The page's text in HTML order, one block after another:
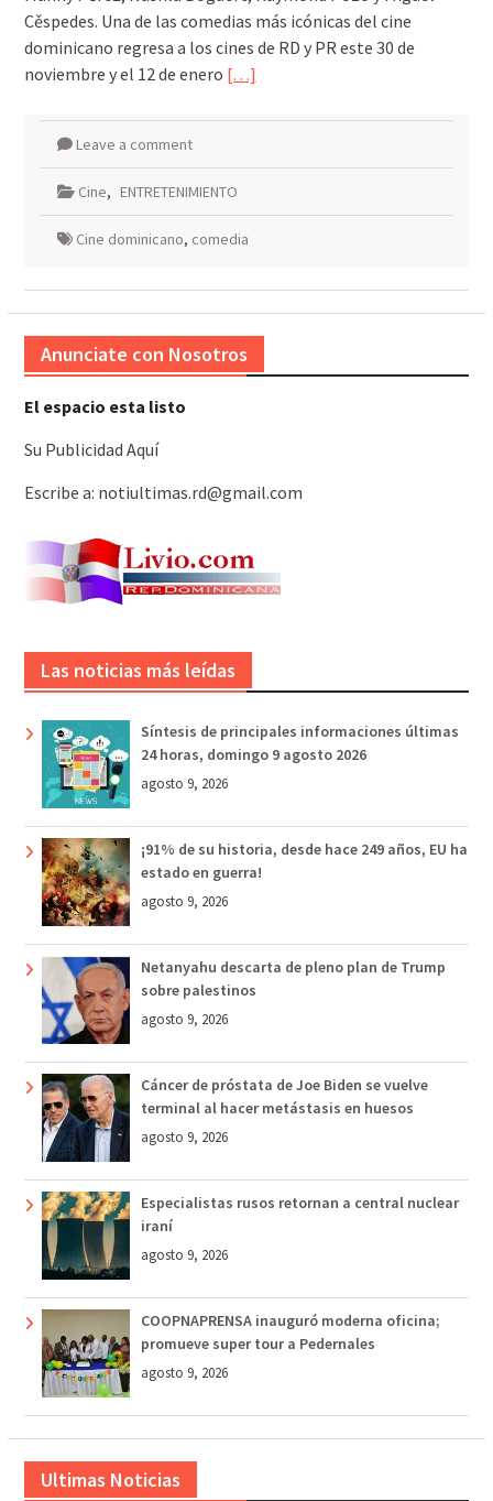
Cěspedes. Una de las comedias más icónicas del cine
dominicano regresa a los cines de RD y PR este 30 de
noviembre y el 12 de enero […]
Leave a comment
Cine, ENTRETENIMIENTO
Cine dominicano, comedia
Anunciate con Nosotros
El espacio esta listo
Su Publicidad Aquí
Escribe a: notiultimas.rd@gmail.com
Las noticias más leídas
Síntesis de principales informaciones últimas
24 horas, domingo 9 agosto 2026
agosto 9, 2026
¡91% de su historia, desde hace 249 años, EU ha
estado en guerra!
agosto 9, 2026
Netanyahu descarta de pleno plan de Trump
sobre palestinos
agosto 9, 2026
Cáncer de próstata de Joe Biden se vuelve
terminal al hacer metástasis en huesos
agosto 9, 2026
Especialistas rusos retornan a central nuclear
iraní
agosto 9, 2026
COOPNAPRENSA inauguró moderna oficina;
promueve super tour a Pedernales
agosto 9, 2026
Ultimas Noticias